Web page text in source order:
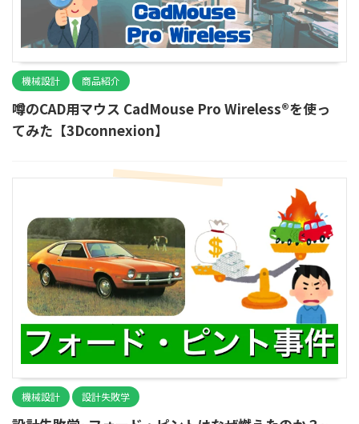
機械設計 商品紹介
噂のCAD用マウス CadMouse Pro Wireless®を使っ
てみた【3Dconnexion】
機械設計 設計失敗学